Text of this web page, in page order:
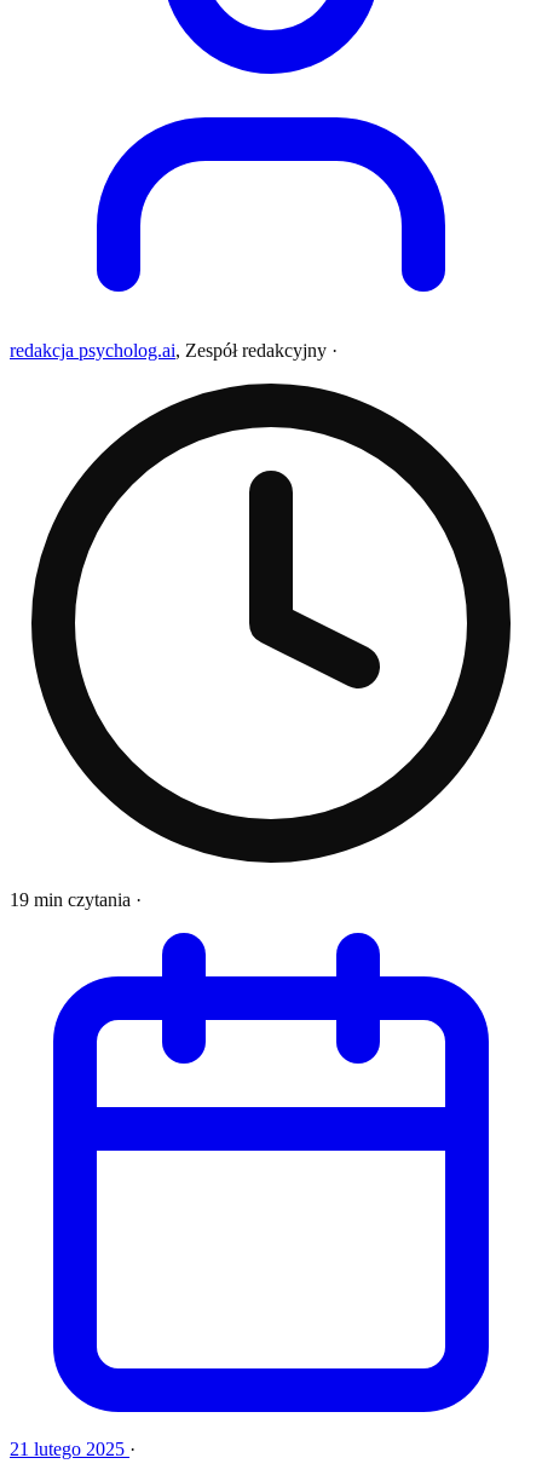
redakcja psycholog.ai, Zespół redakcyjny ·
19 min czytania ·
21 lutego 2025 ·